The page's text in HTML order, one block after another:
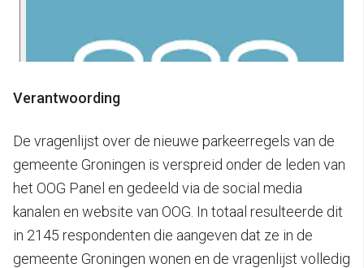
Verantwoording
De vragenlijst over de nieuwe parkeerregels van de
gemeente Groningen is verspreid onder de leden van
het OOG Panel en gedeeld via de social media
kanalen en website van OOG. In totaal resulteerde dit
in 2145 respondenten die aangeven dat ze in de
gemeente Groningen wonen en de vragenlijst volledig